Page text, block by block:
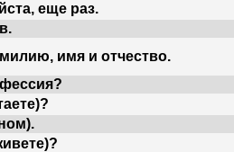
еще раз.
имя и отчество.